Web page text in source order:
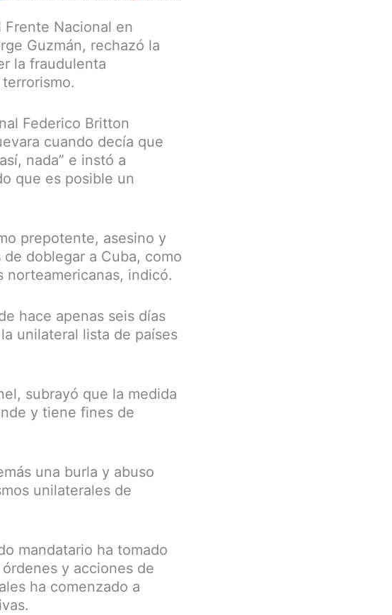
Nacional en
Guzmán, rechazó la
la fraudulenta
Federico Britton
cuando decía que
nada” e instó a
que es posible un
prepotente, asesino y
doblegar a Cuba, como
norteamericanas, indicó.
hace apenas seis días
unilateral lista de países
subrayó que la medida
y tiene fines de
una burla y abuso
unilaterales de
mandatario ha tomado
y acciones de
ha comenzado a